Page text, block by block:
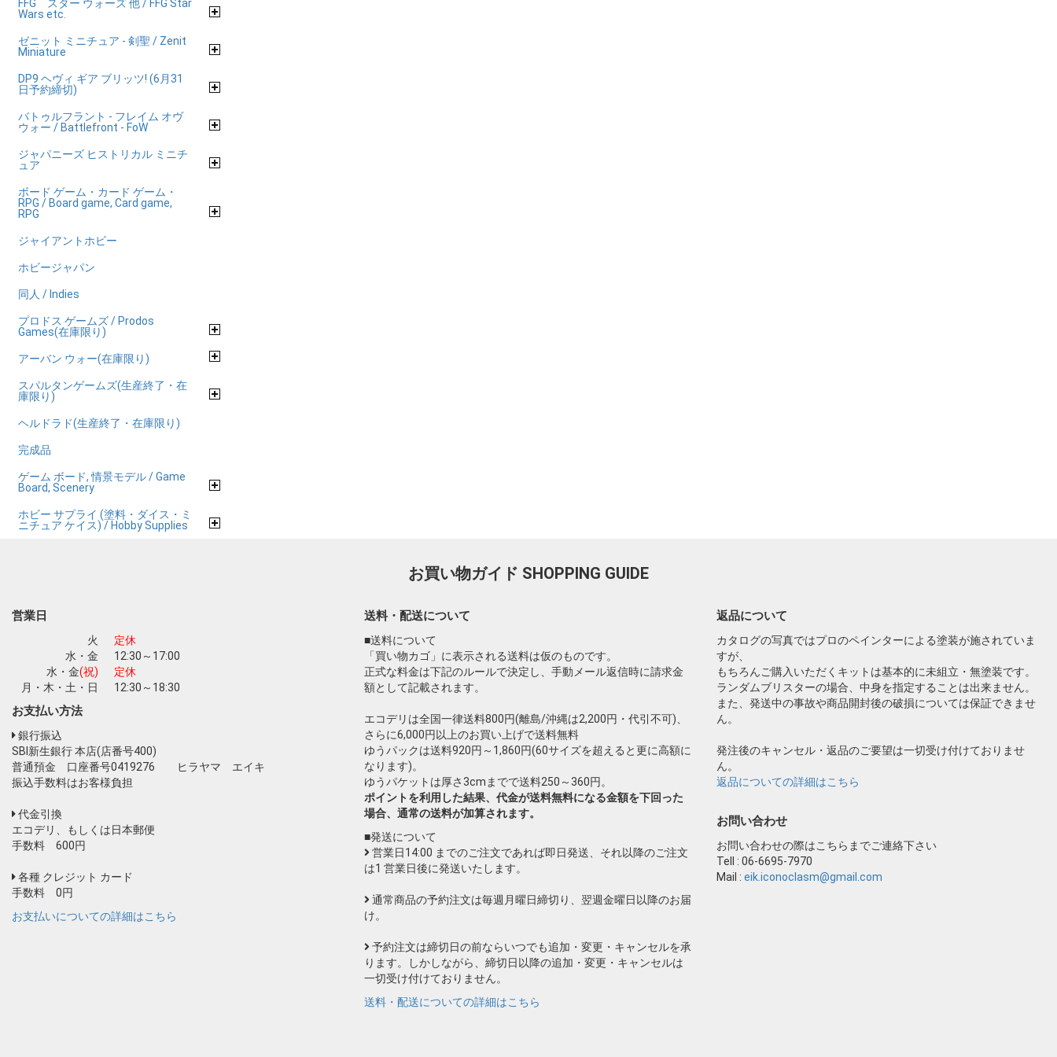
FFG スター ウォーズ 他 / FFG Star
Wars etc.
ゼニット ミニチュア - 剣聖 / Zenit
Miniature
DP9 ヘヴィ ギア ブリッツ! (6月31
日予約締切)
バトゥルフラント - フレイム オヴ
ウォー / Battlefront - FoW
ジャパニーズ ヒストリカル ミニチ
ュア
ボード ゲーム・カード ゲーム・
RPG / Board game, Card game,
RPG
ジャイアントホビー
ホビージャパン
同人 / Indies
プロドス ゲームズ / Prodos
Games(在庫限り)
アーバン ウォー(在庫限り)
スパルタンゲームズ(生産終了・在
庫限り)
ヘルドラド(生産終了・在庫限り)
完成品
ゲーム ボード, 情景モデル / Game
Board, Scenery
ホビー サプライ (塗料・ダイス・ミ
ニチュア ケイス) / Hobby Supplies
お買い物ガイド SHOPPING GUIDE
営業日
火
定休
水・金
12:30～17:00
水・金(祝)
定休
月・木・土・日
12:30～18:30
お支払い方法
銀行振込
SBI新生銀行 本店(店番号400)
普通預金 口座番号0419276 ヒラヤマ エイキ
振込手数料はお客様負担
代金引換
エコデリ、もしくは日本郵便
手数料 600円
各種 クレジット カード
手数料 0円
お支払いについての詳細はこちら
送料・配送について
■送料について
「買い物カゴ」に表示される送料は仮のものです。
正式な料金は下記のルールで決定し、手動メール返信時に請求金
額として記載されます。
エコデリは全国一律送料800円(離島/沖縄は2,200円・代引不可)、
さらに6,000円以上のお買い上げで送料無料
ゆうパックは送料920円～1,860円(60サイズを超えると更に高額に
なります)。
ゆうパケットは厚さ3cmまでで送料250～360円。
ポイントを利用した結果、代金が送料無料になる金額を下回った
場合、通常の送料が加算されます。
■発送について
営業日14:00 までのご注文であれば即日発送、それ以降のご注文
は1 営業日後に発送いたします。
通常商品の予約注文は毎週月曜日締切り、翌週金曜日以降のお届
け。
予約注文は締切日の前ならいつでも追加・変更・キャンセルを承
ります。しかしながら、締切日以降の追加・変更・キャンセルは
一切受け付けておりません。
送料・配送についての詳細はこちら
返品について
カタログの写真ではプロのペインターによる塗装が施されていま
すが、
もちろんご購入いただくキットは基本的に未組立・無塗装です。
ランダムブリスターの場合、中身を指定することは出来ません。
また、発送中の事故や商品開封後の破損については保証できませ
ん。
発注後のキャンセル・返品のご要望は一切受け付けておりませ
ん。
返品についての詳細はこちら
お問い合わせ
お問い合わせの際はこちらまでご連絡下さい
Tell : 06-6695-7970
Mail : eik.iconoclasm@gmail.com